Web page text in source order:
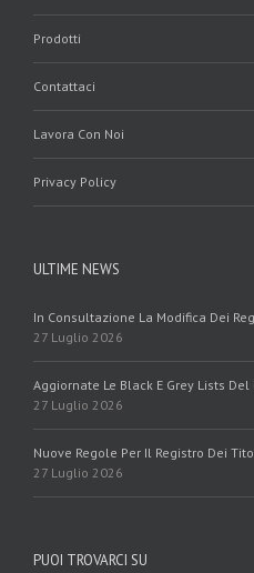
Prodotti
Contattaci
Lavora Con Noi
Privacy Policy
ULTIME NEWS
In Consultazione La Modifica Dei
27 Luglio 2026
Aggiornate Le Black E Grey Lists Del
27 Luglio 2026
Nuove Regole Per Il Registro Dei
27 Luglio 2026
PUOI TROVARCI SU